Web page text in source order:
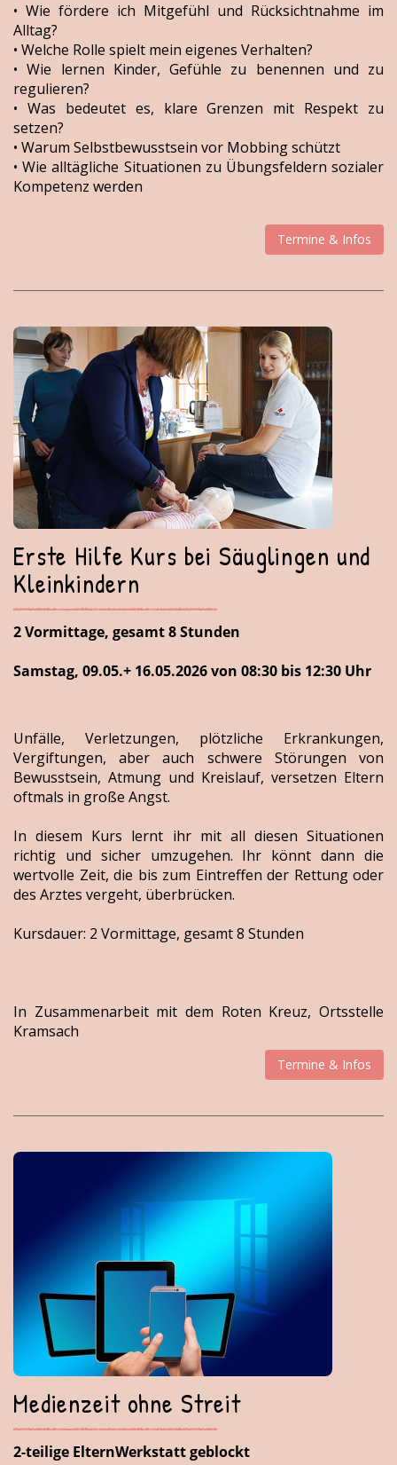
• Wie fördere ich Mitgefühl und Rücksichtnahme im
Alltag?
• Welche Rolle spielt mein eigenes Verhalten?
• Wie lernen Kinder, Gefühle zu benennen und zu
regulieren?
• Was bedeutet es, klare Grenzen mit Respekt zu
setzen?
• Warum Selbstbewusstsein vor Mobbing schützt
• Wie alltägliche Situationen zu Übungsfeldern sozialer
Kompetenz werden
Termine & Infos
Erste Hilfe Kurs bei Säuglingen und
Kleinkindern
2 Vormittage, gesamt 8 Stunden
Samstag, 09.05.+ 16.05.2026 von 08:30 bis 12:30 Uhr
Unfälle, Verletzungen, plötzliche Erkrankungen,
Vergiftungen, aber auch schwere Störungen von
Bewusstsein, Atmung und Kreislauf, versetzen Eltern
oftmals in große Angst.
In diesem Kurs lernt ihr mit all diesen Situationen
richtig und sicher umzugehen. Ihr könnt dann die
wertvolle Zeit, die bis zum Eintreffen der Rettung oder
des Arztes vergeht, überbrücken.
Kursdauer: 2 Vormittage, gesamt 8 Stunden
In Zusammenarbeit mit dem Roten Kreuz, Ortsstelle
Kramsach
Termine & Infos
Medienzeit ohne Streit
2-teilige ElternWerkstatt geblockt